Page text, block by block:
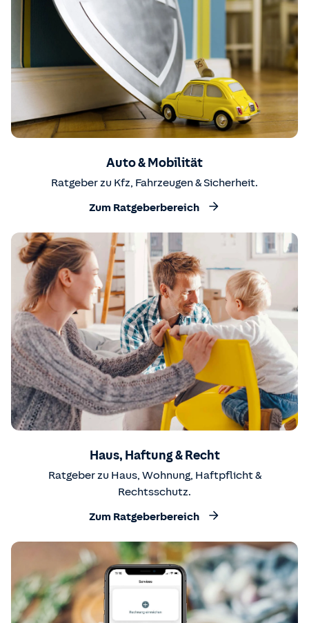
Auto & Mobilität
Ratgeber zu Kfz, Fahrzeugen & Sicherheit.
Zum Ratgeberbereich
Haus, Haftung & Recht
Ratgeber zu Haus, Wohnung, Haftpflicht &
Rechtsschutz.
Zum Ratgeberbereich